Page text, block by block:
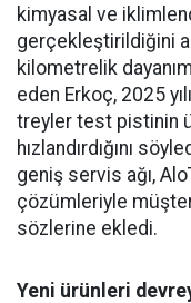
kimyasal ve
gerçekleştirildiğini
kilometrelik
eden Er­koç, 2025
treyler test pisti­nin
hızlandırdığını
geniş ser­vis ağı,
çözümleriyle
sözlerine ekledi.
Yeni ürünleri